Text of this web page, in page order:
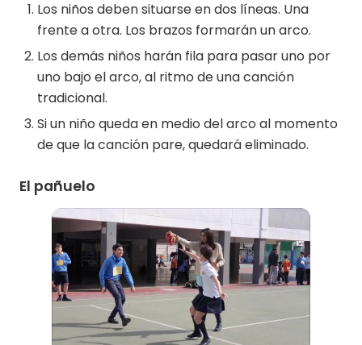
Los niños deben situarse en dos líneas. Una
frente a otra. Los brazos formarán un arco.
Los demás niños harán fila para pasar uno por
uno bajo el arco, al ritmo de una canción
tradicional.
Si un niño queda en medio del arco al momento
de que la canción pare, quedará eliminado.
El pañuelo